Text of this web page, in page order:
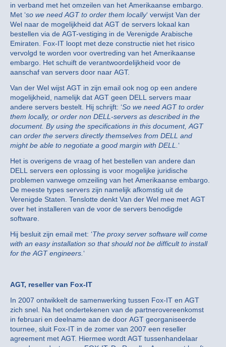
in verband met het omzeilen van het Amerikaanse embargo.
Met ‘so we need AGT to order them locally‘ verwijst Van der
Wel naar de mogelijkheid dat AGT de servers lokaal kan
bestellen via de AGT-vestiging in de Verenigde Arabische
Emiraten. Fox-IT loopt met deze constructie niet het risico
vervolgd te worden voor overtreding van het Amerikaanse
embargo. Het schuift de verantwoordelijkheid voor de
aanschaf van servers door naar AGT.
Van der Wel wijst AGT in zijn email ook nog op een andere
mogelijkheid, namelijk dat AGT geen DELL servers maar
andere servers bestelt. Hij schrijft: ‘So we need AGT to order
them locally, or order non DELL-servers as described in the
document. By using the specifications in this document, AGT
can order the servers directly themselves from DELL and
might be able to negotiate a good margin with DELL. ‘
Het is overigens de vraag of het bestellen van andere dan
DELL servers een oplossing is voor mogelijke juridische
problemen vanwege omzeiling van het Amerikaanse embargo.
De meeste types servers zijn namelijk afkomstig uit de
Verenigde Staten. Tenslotte denkt Van der Wel mee met AGT
over het installeren van de voor de servers benodigde
software.
Hij besluit zijn email met: ‘The proxy server software will come
with an easy installation so that should not be difficult to install
for the AGT engineers. ‘
AGT, reseller van Fox-IT
In 2007 ontwikkelt de samenwerking tussen Fox-IT en AGT
zich snel. Na het ondertekenen van de partnerovereenkomst
in februari en deelname aan de door AGT georganiseerde
tournee, sluit Fox-IT in de zomer van 2007 een reseller
agreement met AGT. Hiermee wordt AGT tussenhandelaar